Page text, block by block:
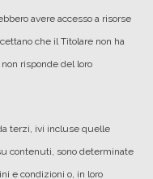
avere accesso a risorse
che il Titolare non ha
risponde del loro
terzi, ivi incluse quelle
contenuti, sono determinate
e condizioni o, in loro